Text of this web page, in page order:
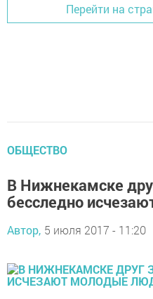
Перейти на
ОБЩЕСТВО
В Нижнекамске
бесследно
Автор, 5 июля 2017 - 11:20